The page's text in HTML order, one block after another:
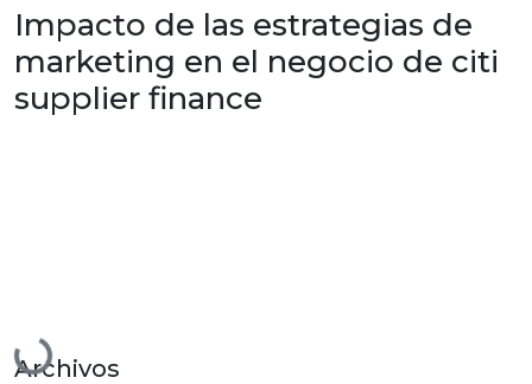
Impacto de las estrategias de
marketing en el negocio de citi
supplier finance
Cargando...
Archivos